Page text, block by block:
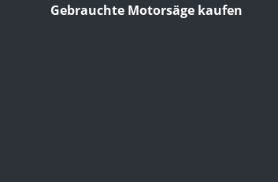
Gebrauchte Motorsäge kaufen